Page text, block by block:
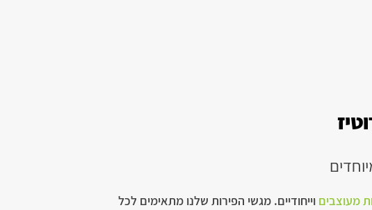
מעוצבים וייחודיים. מגשי הפירות שלנו מתאימים לכל